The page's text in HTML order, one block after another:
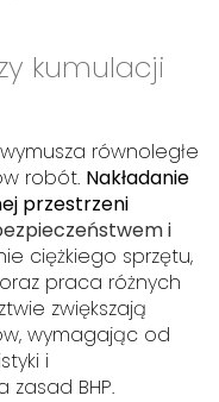
kumulacji
równoległe
robót. Nakładanie
przestrzeni
i
ciężkiego sprzętu,
praca różnych
zwiększają
wymagając od
i
BHP.